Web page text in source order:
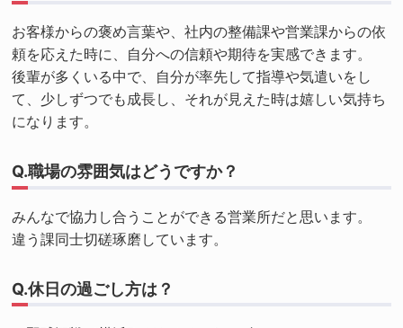
お客様からの褒め言葉や、社内の整備課や営業課からの依
頼を応えた時に、自分への信頼や期待を実感できます。
後輩が多くいる中で、自分が率先して指導や気遣いをし
て、少しずつでも成長し、それが見えた時は嬉しい気持ち
になります。
Q.職場の雰囲気はどうですか？
みんなで協力し合うことができる営業所だと思います。
違う課同士切磋琢磨しています。
Q.休日の過ごし方は？